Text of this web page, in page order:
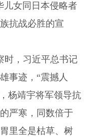
儿女同日本侵略者
抗战必胜的宣
，习近平总书记
事迹，“震撼人
杨靖宇将军领导抗
严寒，同数倍于
里全是枯草、树